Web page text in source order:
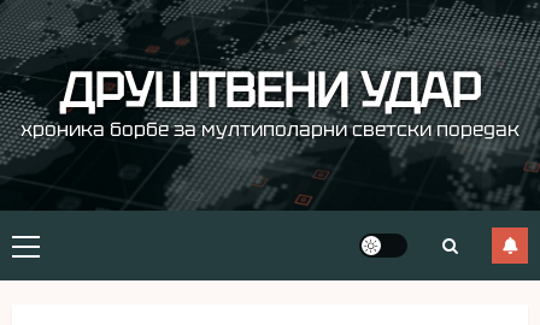
Skip
to
content ДРУШТВЕНИ УДАР
хроника борбе за мултиполарни светски поредак
Primary
Menu